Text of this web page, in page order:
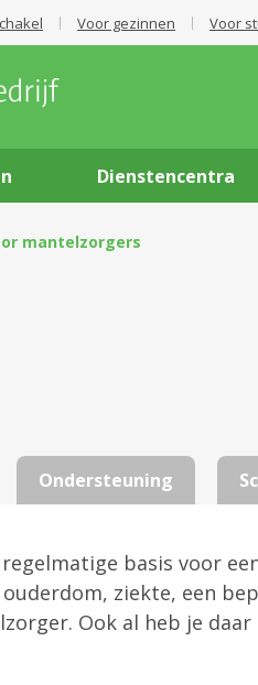
Voor gezinnen Voor
Dienstencentra
mantelzorgers
basis voor
ziekte, een
Ook al heb je
Ondersteuning